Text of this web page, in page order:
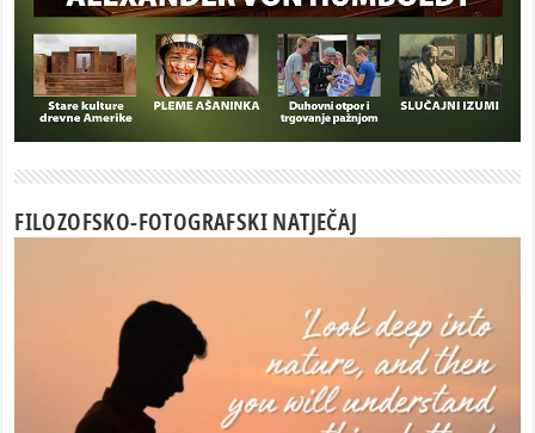
FILOZOFSKO-FOTOGRAFSKI NATJEČAJ